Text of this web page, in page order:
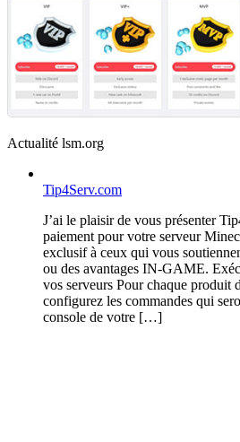
Actualité lsm.org
Tip4Serv.com
J’ai le plaisir de vous présenter
paiement pour votre serveur
exclusif à ceux qui vous
ou des avantages IN-GAME.
vos serveurs Pour chaque produit
configurez les commandes qui
console de votre […]